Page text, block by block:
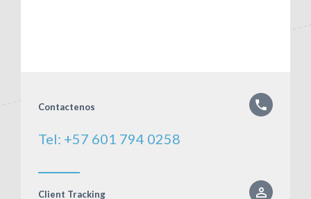
Contactenos
Tel: +57 601 794 0258
Client Tracking